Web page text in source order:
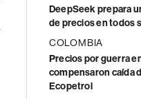
DeepSeek prepara
de precios en todos
COLOMBIA
Precios por guerra
compensaron caída
Ecopetrol